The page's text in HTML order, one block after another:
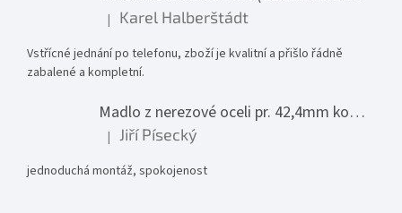
Hodnocení produktu je 5 z 5 hvězdiček.
| Karel Halberštádt
Vstřícné jednání po telefonu, zboží je kvalitní a přišlo řádně
zabalené a kompletní.
Madlo z nerezové oceli pr. 42,4mm komplet - model 0116 - 3000mm
Hodnocení produktu je 5 z 5 hvězdiček.
| Jiří Písecký
jednoduchá montáž, spokojenost